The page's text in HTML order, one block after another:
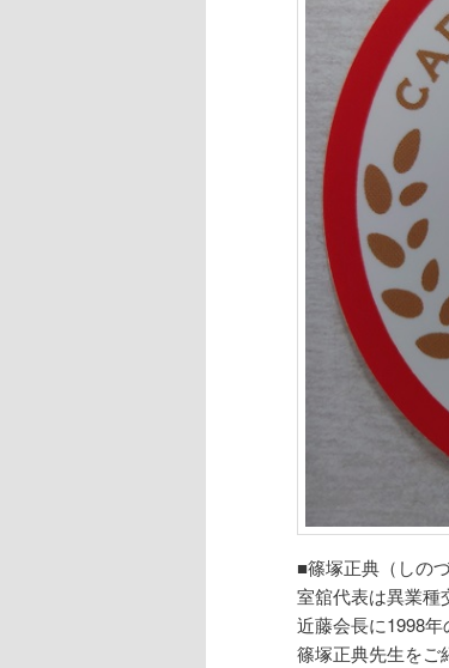
■篠塚正典（しの
室舘代表は異業種
近藤会長に1998
篠塚正典先生をご